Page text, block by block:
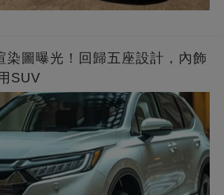
染圖曝光！回歸五座設計，內飾
SUV